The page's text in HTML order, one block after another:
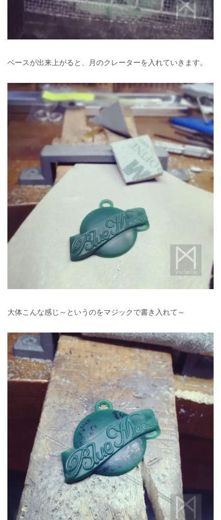
ベースが出来上がると、月のクレーターを入れていきます。
大体こんな感じ～というのをマジックで書き入れて～